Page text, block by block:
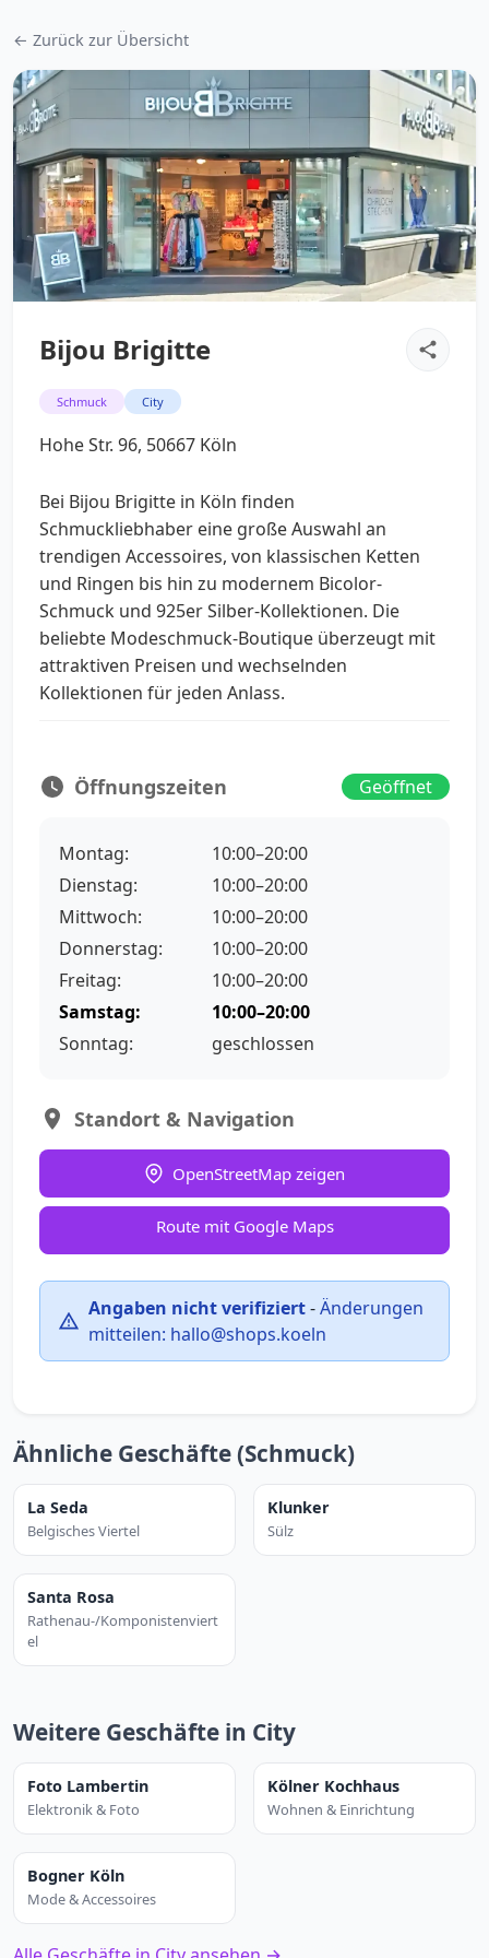
← Zurück zur Übersicht
Bijou Brigitte
Schmuck City
Hohe Str. 96, 50667 Köln
Bei Bijou Brigitte in Köln finden
Schmuckliebhaber eine große Auswahl an
trendigen Accessoires, von klassischen Ketten
und Ringen bis hin zu modernem Bicolor-
Schmuck und 925er Silber-Kollektionen. Die
beliebte Modeschmuck-Boutique überzeugt mit
attraktiven Preisen und wechselnden
Kollektionen für jeden Anlass.
Öffnungszeiten Geöffnet
Montag:
10:00–20:00
Dienstag:
10:00–20:00
Mittwoch:
10:00–20:00
Donnerstag:
10:00–20:00
Freitag:
10:00–20:00
Samstag:
10:00–20:00
Sonntag:
geschlossen
Standort & Navigation
OpenStreetMap zeigen
Route mit Google Maps
Angaben nicht verifiziert-Änderungen
mitteilen: hallo@shops.koeln
Ähnliche Geschäfte (Schmuck)
La Seda
Belgisches Viertel
Klunker
Sülz
Santa Rosa
Rathenau-/Komponistenviert
el
Weitere Geschäfte in City
Foto Lambertin
Elektronik & Foto
Kölner Kochhaus
Wohnen & Einrichtung
Bogner Köln
Mode & Accessoires